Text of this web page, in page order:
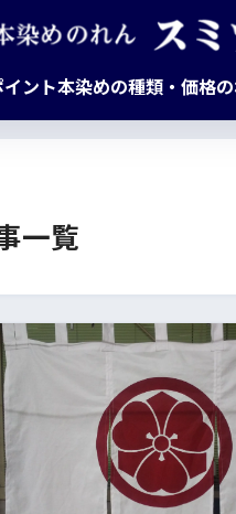
ント本染めの種類・価格
一覧